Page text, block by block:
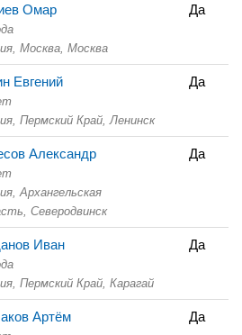
Омар
Москва, Москва
Да
Евгений
Пермский Край, Ленинск
Да
Александр
Архангельская
Северодвинск
Да
Иван
Пермский Край, Карагай
Да
Артём Да